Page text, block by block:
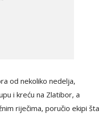
od nekoliko nedelja,
i kreću na Zlatibor, a
riječima, poručio ekipi šta